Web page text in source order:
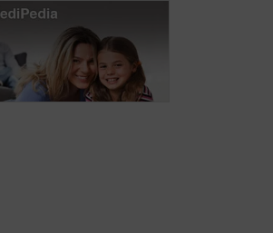
behandelingen
voor HER2-
positieve
borstkanker
onder de loep